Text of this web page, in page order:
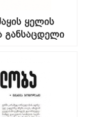
ყელის
განსაცდელი